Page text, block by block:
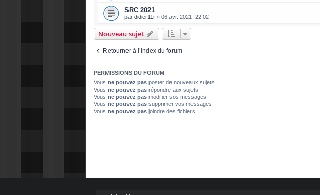
SRC 2021
par didier11r » 06 avr. 2021, 22:02
Nouveau sujet
Retourner à l’index du forum
PERMISSIONS DU FORUM
Vous ne pouvez pas poster de nouveaux sujets
Vous ne pouvez pas répondre aux sujets
Vous ne pouvez pas modifier vos messages
Vous ne pouvez pas supprimer vos messages
Vous ne pouvez pas joindre des fichiers